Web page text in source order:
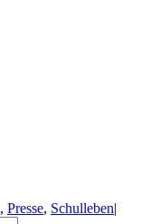
, Presse, Schulleben|